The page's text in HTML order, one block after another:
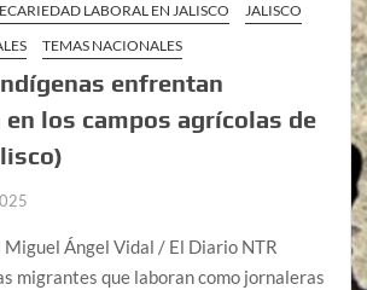
LABORAL EN JALISCO
JALISCO
TEMAS NACIONALES
enfrentan
los campos agrícolas de
Miguel Ángel Vidal / El Diario NTR
migrantes que laboran como jornaleras